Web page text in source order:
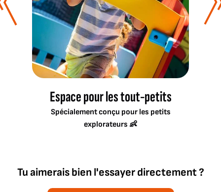
Espace pour les tout-petits
Spécialement conçu pour les petits
explorateurs 👶
Tu aimerais bien l'essayer directement ?